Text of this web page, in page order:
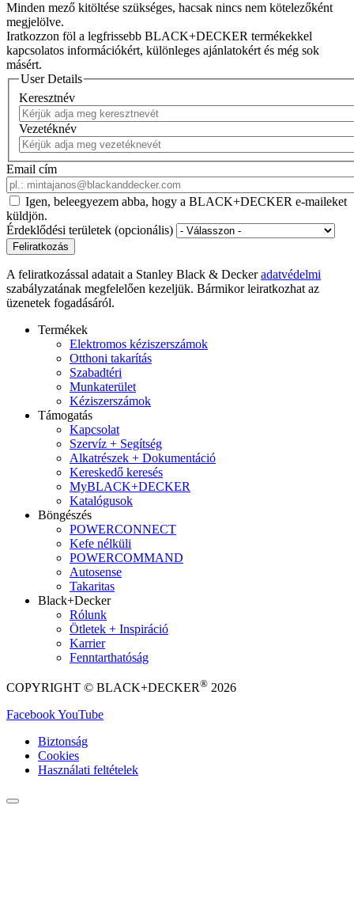
Minden mező kitöltése szükséges, hacsak nincs nem kötelezőként
megjelölve.
Iratkozzon föl a legfrissebb BLACK+DECKER termékekkel
kapcsolatos információkért, különleges ajánlatokért és még sok
másért.
User Details
Keresztnév
Vezetéknév
Email cím
Igen, beleegyezem abba, hogy a BLACK+DECKER e-maileket
küldjön.
Érdeklődési területek (opcionális)
A feliratkozással adatait a Stanley Black & Deckeradatvédelmi
szabályzatának megfelelően kezeljük. Bármikor leiratkozhat az
üzenetek fogadásáról.
Termékek
Elektromos kéziszerszámok
Otthoni takarítás
Szabadtéri
Munkaterület
Kéziszerszámok
Támogatás
Kapcsolat
Szervíz + Segítség
Alkatrészek + Dokumentáció
Kereskedő keresés
MyBLACK+DECKER
Katalógusok
Böngészés
POWERCONNECT
Kefe nélküli
POWERCOMMAND
Autosense
Takaritas
Black+Decker
Rólunk
Ötletek + Inspiráció
Karrier
Fenntarthatóság
COPYRIGHT © BLACK+DECKER® 2026
FacebookYouTube
Biztonság
Cookies
Használati feltételek